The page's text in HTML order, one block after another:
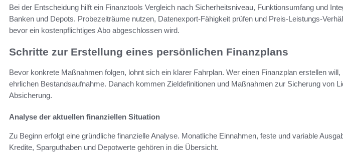
Bei der Entscheidung hilft ein Finanztools Vergleich nach Sicherheitsniveau, Funktionsumfang und
Banken und Depots. Probezeiträume nutzen, Datenexport-Fähigkeit prüfen und Preis-Leistungs-
bevor ein kostenpflichtiges Abo abgeschlossen wird.
Schritte zur Erstellung eines persönlichen Finanzplans
Bevor konkrete Maßnahmen folgen, lohnt sich ein klarer Fahrplan. Wer einen Finanzplan erstellen will,
ehrlichen Bestandsaufnahme. Danach kommen Zieldefinitionen und Maßnahmen zur Sicherung von
Absicherung.
Analyse der aktuellen finanziellen Situation
Zu Beginn erfolgt eine gründliche finanzielle Analyse. Monatliche Einnahmen, feste und variable
Kredite, Sparguthaben und Depotwerte gehören in die Übersicht.